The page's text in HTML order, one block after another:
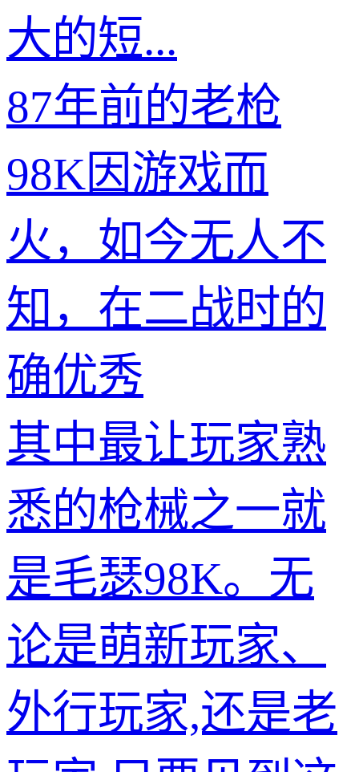
大的短...
87年前的老枪
98K因游戏而
火，如今无人不
知，在二战时的
确优秀
其中最让玩家熟
悉的枪械之一就
是毛瑟98K。无
论是萌新玩家、
外行玩家,还是老